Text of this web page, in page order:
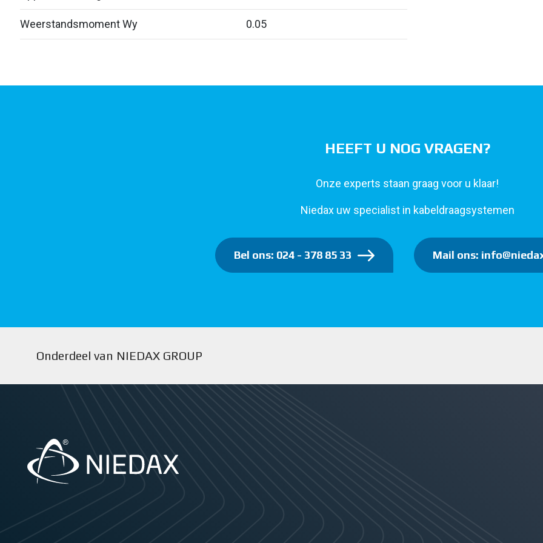
Weerstandsmoment Wy 0.05
HEEFT U NOG VRAGEN?
Onze experts staan graag voor u klaar!
Niedax uw specialist in kabeldraagsystemen
Bel ons: 024 - 378 85 33 Mail ons:
Onderdeel van NIEDAX GROUP